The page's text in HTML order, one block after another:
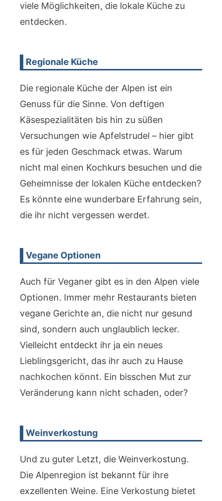
viele Möglichkeiten, die lokale Küche zu
entdecken.
Regionale Küche
Die regionale Küche der Alpen ist ein
Genuss für die Sinne. Von deftigen
Käsespezialitäten bis hin zu süßen
Versuchungen wie Apfelstrudel – hier gibt
es für jeden Geschmack etwas. Warum
nicht mal einen Kochkurs besuchen und die
Geheimnisse der lokalen Küche entdecken?
Es könnte eine wunderbare Erfahrung sein,
die ihr nicht vergessen werdet.
Vegane Optionen
Auch für Veganer gibt es in den Alpen viele
Optionen. Immer mehr Restaurants bieten
vegane Gerichte an, die nicht nur gesund
sind, sondern auch unglaublich lecker.
Vielleicht entdeckt ihr ja ein neues
Lieblingsgericht, das ihr auch zu Hause
nachkochen könnt. Ein bisschen Mut zur
Veränderung kann nicht schaden, oder?
Weinverkostung
Und zu guter Letzt, die Weinverkostung.
Die Alpenregion ist bekannt für ihre
exzellenten Weine. Eine Verkostung bietet